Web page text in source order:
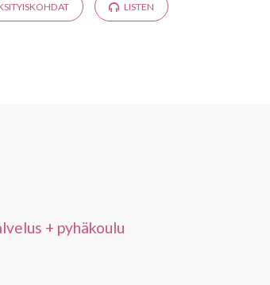
LISTEN
+ pyhäkoulu